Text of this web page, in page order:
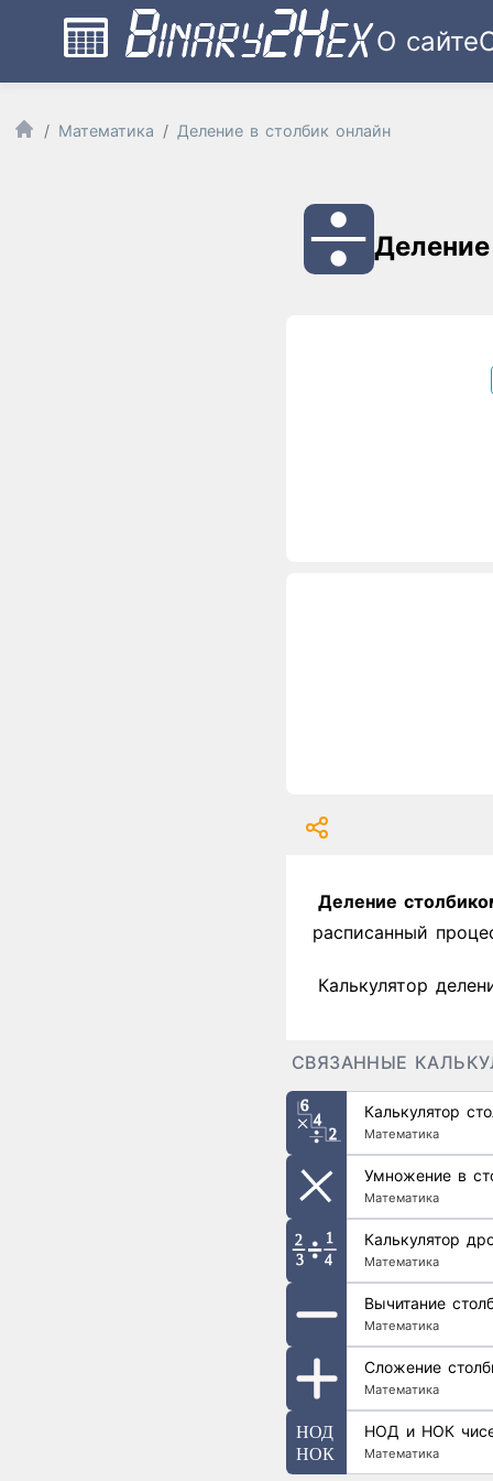
О сайте
Математика Деление в столбик онлайн
Деление
расписанный
Калькулятор
СВЯЗАННЫЕ
Калькулятор
Математика
Умножение в
Математика
Калькулятор
Математика
Вычитание
Математика
Сложение
Математика
НОД и НОК
Математика